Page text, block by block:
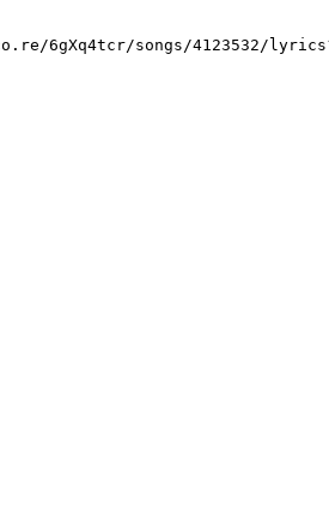
6gXq4tcr/songs/4123532/